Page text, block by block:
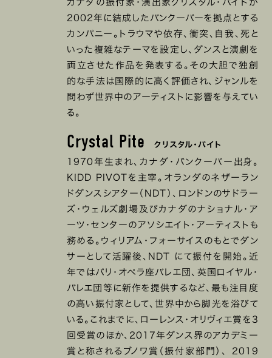
カナダの振付家・演出家クリスタル・パイトが
2002年に結成したバンクーバーを拠点とする
カンパニー。トラウマや依存、衝突、自我、死と
いった複雑なテーマを設定し、ダンスと演劇を
両立させた作品を発表する。その大胆で独創
的な手法は国際的に高く評価され、ジャンルを
問わず世界中のアーティストに影響を与えてい
る。
Crystal Pite クリスタル・パイト
1970年生まれ、カナダ・バンクーバー出身。
KIDD PIVOTを主宰。オランダのネザーラン
ドダンスシアター（NDT）、ロンドンのサドラー
ズ・ウェルズ劇場及びカナダのナショナル・ア
ーツ・センターのアソシエイト・アーティストも
務める。ウィリアム・フォーサイスのもとでダン
サーとして活躍後、NDT にて振付を開始。近
年ではパリ・オペラ座バレエ団、英国ロイヤル・
バレエ団等に新作を提供するなど、最も注目度
の高い振付家として、世界中から脚光を浴びて
いる。これまでに、ローレンス・オリヴィエ賞を3
回受賞のほか、2017年ダンス界のアカデミー
賞と称されるブノワ賞（振付家部門）、 2019